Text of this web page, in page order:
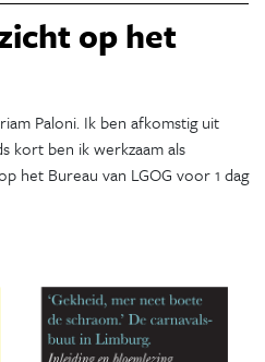
op het
Paloni. Ik ben afkomstig uit
kort ben ik werkzaam als
het Bureau van LGOG voor 1 dag